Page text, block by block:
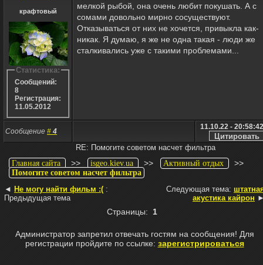
крафтовый
Статистика:
Сообщений:
8
Регистрация:
11.05.2012
мелкой рыбой, она очень любит покушать. А с
сомами довольно мирно сосуществуют.
Отказываться от них не хочется, привыкла как-
никак. Я думаю, я же не одна такая - люди же
сталкивались уже с такими проблемами...
Сообщение # 4
11.10.22 - 20:58:42
RE: Помогите советом насчет фильтра
Главная сайта
>> isgeo.kiev.ua >> Активный отдых >>
Помогите советом насчет фильтра
◄ Не могу найти фильм :( :
Предыдущая тема
Следующая тема:
акустика кайрон
Страницы: 1
Администратор запретил отвечать гостям на сообщения! Для
регистрации пройдите по ссылке: зарегистрироваться